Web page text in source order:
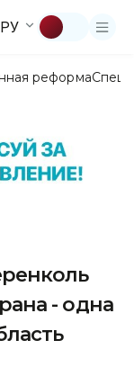
РУ
реформа
- одна